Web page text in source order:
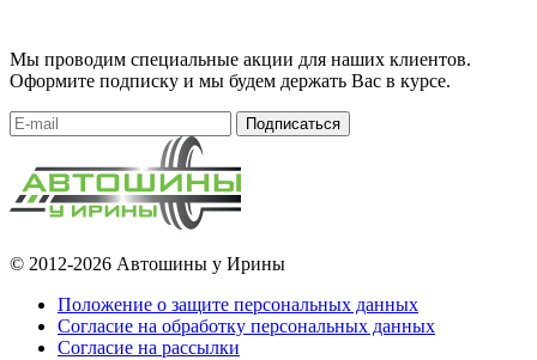
Мы проводим специальные акции для наших клиентов.
Оформите подписку и мы будем держать Вас в курсе.
Подписаться
© 2012-2026 Автошины у Ирины
Положение о защите персональных данных
Согласие на обработку персональных данных
Согласие на рассылки